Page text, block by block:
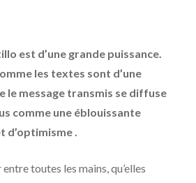
est d’une grande puissance.
les textes sont d’une
le message transmis se diffuse
comme une éblouissante
d’optimisme .
toutes les mains, qu’elles